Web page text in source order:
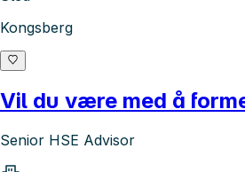
Kongsberg
Vil du være med å
Senior HSE Advisor